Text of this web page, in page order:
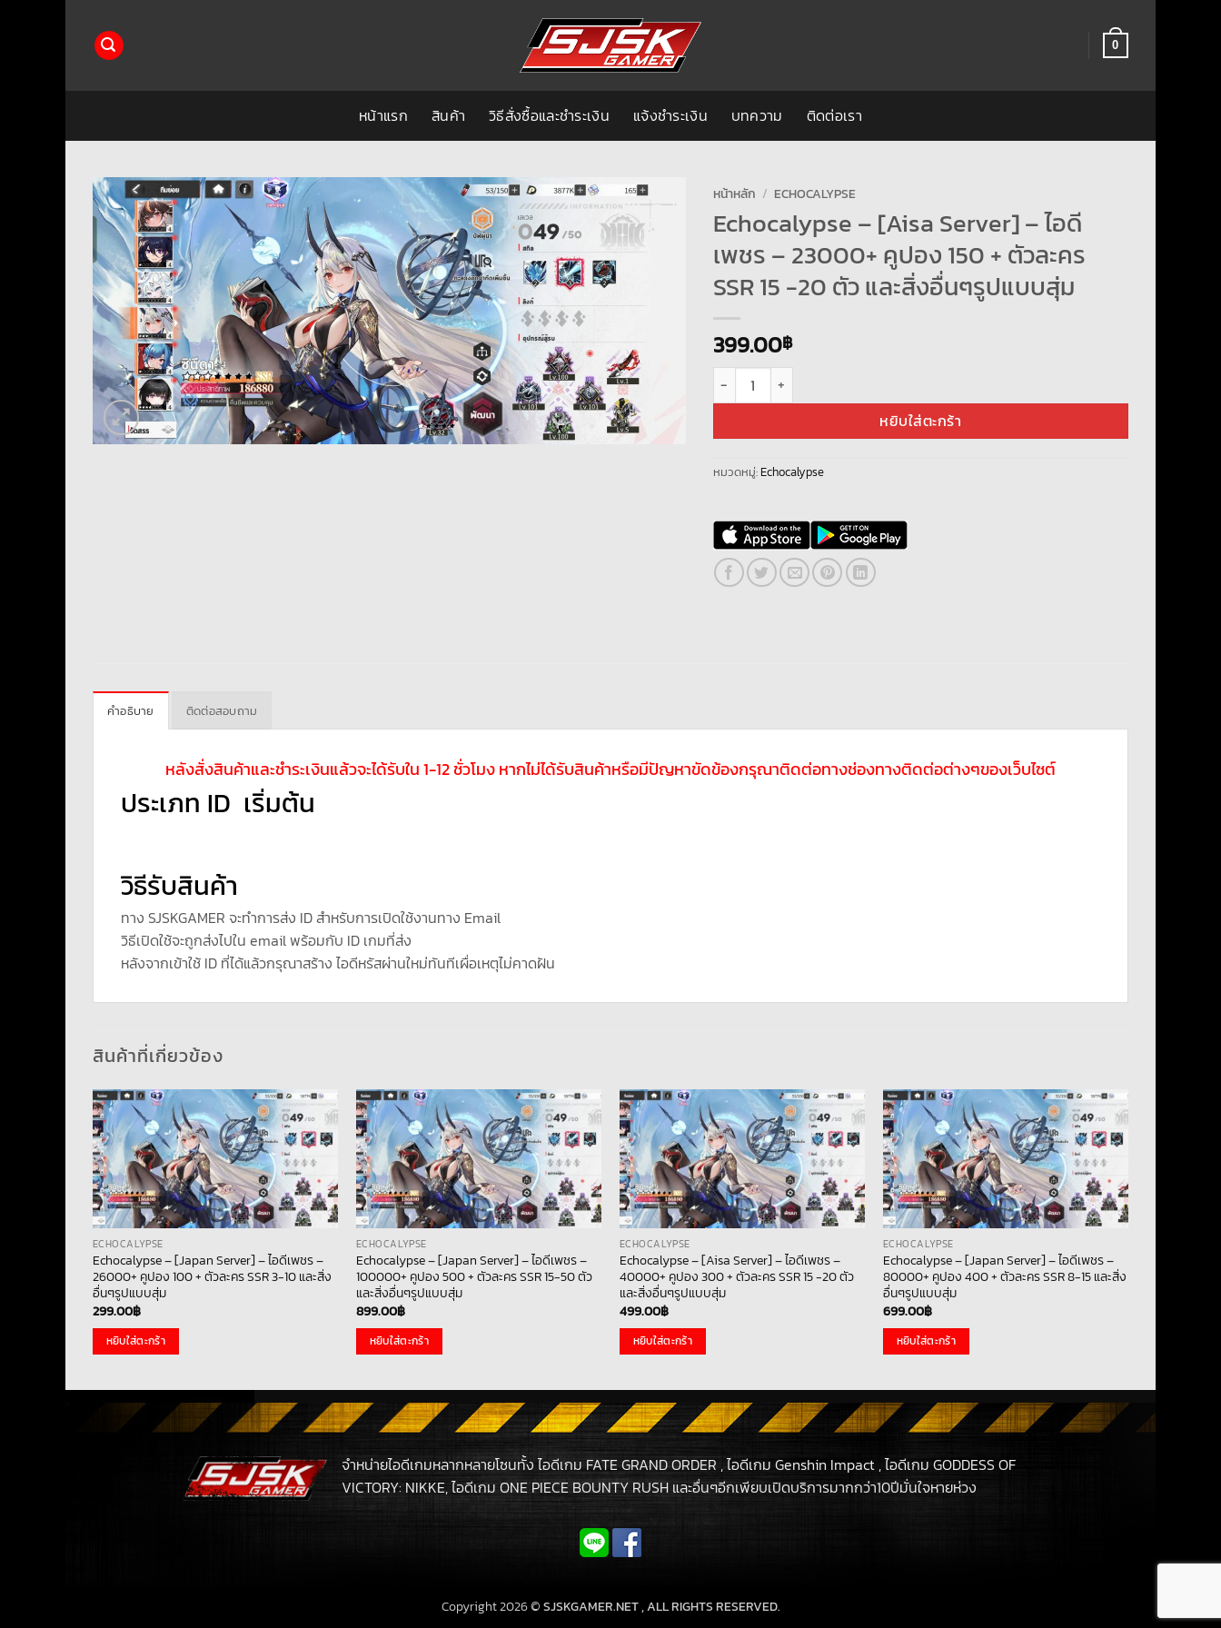
0
หน้าแรก สินค้า วิธีสั่งซื้อและชำระเงิน แจ้งชำระเงิน บทความ ติดต่อเรา
หน้าหลัก / ECHOCALYPSE
Echocalypse – [Aisa Server] – ไอดี
เพชร – 23000+ คูปอง 150 + ตัวละคร
SSR 15 -20 ตัว และสิ่งอื่นๆรูปแบบสุ่ม
399.00฿
จำนวน Echocalypse – [Aisa Server] – ไอดีเพชร – 23000+ คูปอง 150 + ตัวละคร SSR 15 -20 ตั
หยิบใส่ตะกร้า
หมวดหมู่: Echocalypse
คำอธิบาย ติดต่อสอบถาม
หลังสั่งสินค้าและชำระเงินแล้วจะได้รับใน 1-12 ชั่วโมง หากไม่ได้รับสินค้าหรือมีปัญหาขัดข้องกรุณาติดต่อทางช่องทางติดต่อต่างๆของเว็บไซต์
ประเภท ID เริ่มต้น
วิธีรับสินค้า
ทาง SJSKGAMER จะทำการส่ง ID สำหรับการเปิดใช้งานทาง Email
วิธีเปิดใช้จะถูกส่งไปใน email พร้อมกับ ID เกมที่ส่ง
หลังจากเข้าใช้ ID ที่ได้แล้วกรุณาสร้าง ไอดีหรัสผ่านใหม่ทันทีเผื่อเหตุไม่คาดฝัน
สินค้าที่เกี่ยวข้อง
ECHOCALYPSE
Echocalypse – [Japan Server] – ไอดีเพชร –
26000+ คูปอง 100 + ตัวละคร SSR 3-10 และสิ่ง
อื่นๆรูปแบบสุ่ม
299.00฿
หยิบใส่ตะกร้า
ECHOCALYPSE
Echocalypse – [Japan Server] – ไอดีเพชร –
100000+ คูปอง 500 + ตัวละคร SSR 15-50 ตัว
และสิ่งอื่นๆรูปแบบสุ่ม
899.00฿
หยิบใส่ตะกร้า
ECHOCALYPSE
Echocalypse – [Aisa Server] – ไอดีเพชร –
40000+ คูปอง 300 + ตัวละคร SSR 15 -20 ตัว
และสิ่งอื่นๆรูปแบบสุ่ม
499.00฿
หยิบใส่ตะกร้า
ECHOCALYPSE
Echocalypse – [Japan Server] – ไอดีเพชร –
80000+ คูปอง 400 + ตัวละคร SSR 8-15 และสิ่ง
อื่นๆรูปแบบสุ่ม
699.00฿
หยิบใส่ตะกร้า
จำหน่ายไอดีเกมหลากหลายโซนทั้ง ไอดีเกม FATE GRAND ORDER , ไอดีเกม Genshin Impact , ไอดีเกม GODDESS OF
VICTORY: NIKKE, ไอดีเกม ONE PIECE BOUNTY RUSH และอื่นๆอีกเพียบเปิดบริการมากกว่า10ปีมั่นใจหายห่วง
Copyright 2026 ©SJSKGAMER.NET , ALL RIGHTS RESERVED.